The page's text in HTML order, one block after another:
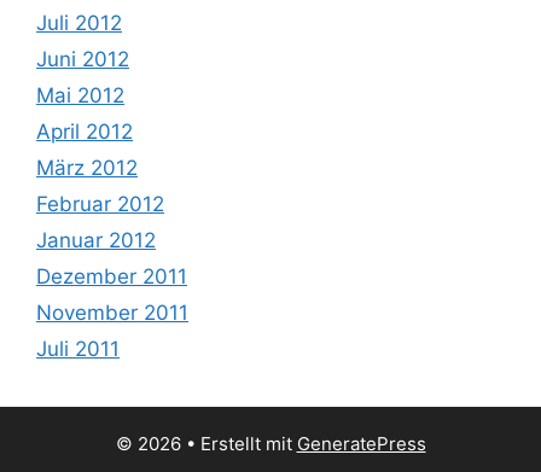
Juli 2012
Juni 2012
Mai 2012
April 2012
März 2012
Februar 2012
Januar 2012
Dezember 2011
November 2011
Juli 2011
© 2026 • Erstellt mit GeneratePress